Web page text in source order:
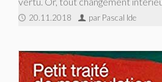
20.11.2018 par Pascal Ide